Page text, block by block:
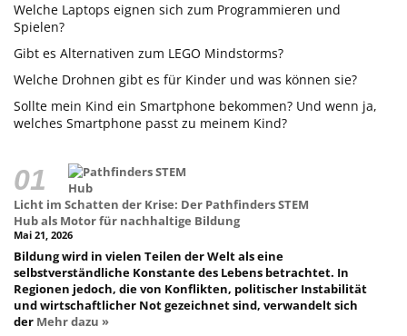
Welche Laptops eignen sich zum Programmieren und
Spielen?
Gibt es Alternativen zum LEGO Mindstorms?
Welche Drohnen gibt es für Kinder und was können sie?
Sollte mein Kind ein Smartphone bekommen? Und wenn ja,
welches Smartphone passt zu meinem Kind?
Licht im Schatten der Krise: Der Pathfinders STEM
Hub als Motor für nachhaltige Bildung
Mai 21, 2026
Bildung wird in vielen Teilen der Welt als eine
selbstverständliche Konstante des Lebens betrachtet. In
Regionen jedoch, die von Konflikten, politischer Instabilität
und wirtschaftlicher Not gezeichnet sind, verwandelt sich
der Mehr dazu »